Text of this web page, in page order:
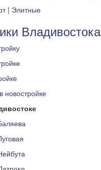
| Элитные
Владивостока
новостройке